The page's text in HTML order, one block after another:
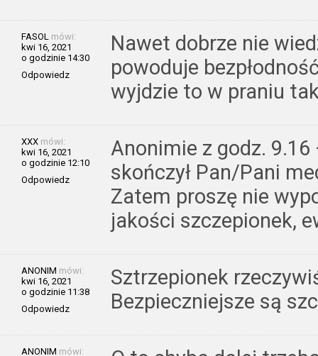
FASOL mówi:
kwi 16, 2021
o godzinie 14:30
Odpowiedz
Nawet dobrze nie
powoduje
wyjdzie to w praniu
XXX mówi:
kwi 16, 2021
o godzinie 12:10
Odpowiedz
Anonimie z godz.
skończył Pan/Pani
Zatem proszę nie
jakości szczepionek,
ANONIM mówi:
kwi 16, 2021
o godzinie 11:38
Odpowiedz
Sztrzepionek
Bezpieczniejsze są
ANONIM mówi: